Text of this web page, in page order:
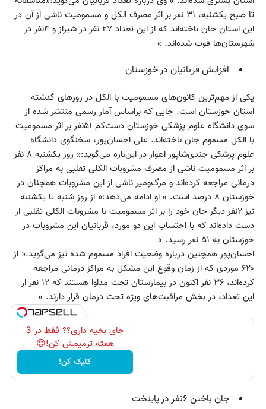
تا صبح یکشنبه، ۳۱ نفر بر اثر مصرف الکل و مسمومیت ناشی از آن در
این استان جان باخته‌اند که از این تعداد ۲۷ نفر در شیراز و ۴نفر در
شهرستان‌ها فوت شده‌اند. »
افزایش قربانیان در خوزستان
یکی از مهم‌ترین کانون‌های مسمومیت با الکل در روزهای گذشته
استان خوزستان است. جایی که براساس آمار رسمی منتشر شده از
سوی دانشگاه علوم پزشکی خوزستان دست‌کم ۵۱نفر بر اثر مسمومیت
با الکل مسموم جان باخته‌اند. علی احسان‌پور، سخنگوی دانشگاه
علوم پزشکی جندی‌شاپور اهواز در این‌باره می‌گوید:« روز یکشنبه ۸ نفر
بر اثر مسمومیت ناشی از مصرف مشروبات الکلی تقلبی به مراکز
درمانی مراجعه کرده‌اند و مرگ‌ومیر ناشی از این مشروبات همچنان در
خوزستان ۸ درصد است. » او ادامه می‌دهد:« از روز شنبه تا یکشنبه
نیز ۲نفر دیگر جان خود را بر اثر مسمومیت با مشروبات الکلی تقلبی از
دست داده‌اند که با احتساب این دو مورد، قربانیان این مشروبات در
خوزستان به ۵۱ نفر رسید. »
احسان‌پور همچنین درباره وضعیت افراد مسموم شده نیز می‌گوید:« از
۶۲۰ موردی که از زمان وقوع این مشکل به مراکز درمانی مراجعه
کرده‌اند، ۳۶ نفر اکنون در بیمارستان تحت مداوا هستند که ۱۲ نفر از
این تعداد، در بخش مراقبت‌های ویژه تحت درمان قرار دارند. »
جای بخیه داری؟؟ فقط در 3
هفته ترمیمش کن!😍
کلیک کن!
جان باختن ۶نفر در پایتخت